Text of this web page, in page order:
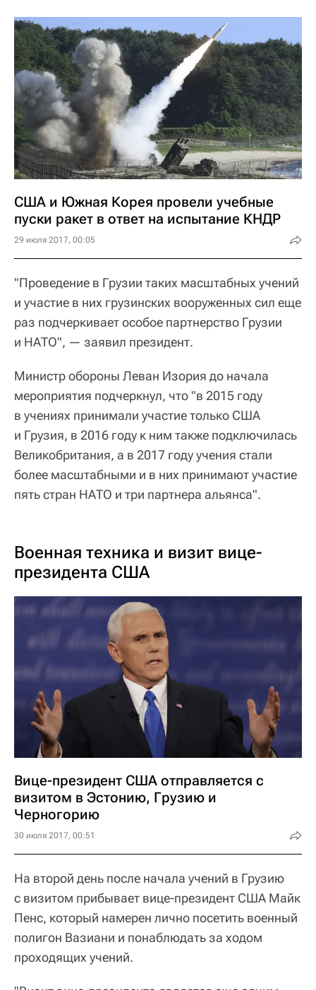
США и Южная Корея провели учебные
пуски ракет в ответ на испытание КНДР
29 июля 2017, 00:05
"Проведение в Грузии таких масштабных учений
и участие в них грузинских вооруженных сил еще
раз подчеркивает особое партнерство Грузии
и НАТО", — заявил президент.
Министр обороны Леван Изория до начала
мероприятия подчеркнул, что "в 2015 году
в учениях принимали участие только США
и Грузия, в 2016 году к ним также подключилась
Великобритания, а в 2017 году учения стали
более масштабными и в них принимают участие
пять стран НАТО и три партнера альянса".
Военная техника и визит вице-
президента США
Вице-президент США отправляется с
визитом в Эстонию, Грузию и
Черногорию
30 июля 2017, 00:51
На второй день после начала учений в Грузию
с визитом прибывает вице-президент США Майк
Пенс, который намерен лично посетить военный
полигон Вазиани и понаблюдать за ходом
проходящих учений.